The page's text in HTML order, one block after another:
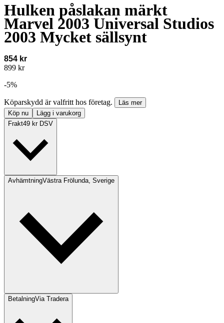
Hulken påslakan märkt
Marvel 2003 Universal Studios
2003 Mycket sällsynt
854 kr
899 kr
-5%
Köparskydd är valfritt hos företag.
Läs mer
Köp nu
Lägg i varukorg
Frakt49 kr DSV
AvhämtningVästra Frölunda, Sverige
BetalningVia Tradera